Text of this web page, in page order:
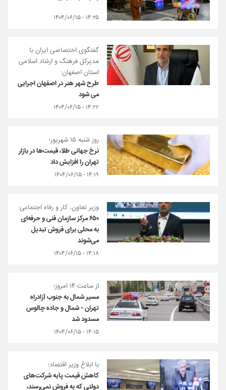
۱۴:۲۵ - ۱۴۰۴/۰۶/۱۵
گفتگوی اختصاصی ایران با
مدیرکل فرهنگ و ارشاد اسلامی
استان اصفهان:
طرح شهر هنر در اصفهان اجرایی
می شود
۱۴:۲۲ - ۱۴۰۴/۰۶/۱۵
روز شنبه ۱۵ شهریور؛
نرخ جهانی طلا، قیمت‌ها در بازار
تهران را افزایش داد
۱۴:۱۹ - ۱۴۰۴/۰۶/۱۵
وزیر تعاون، کار و رفاه اجتماعی:
۶۵۰ مرکز سازمان فنی و حرفه‌ای
به محلی برای فروش تبدیل
می‌شوند
۱۴:۱۸ - ۱۴۰۴/۰۶/۱۵
از ساعت ۱۴ امروز؛
مسیر شمال به جنوب آزادراه
تهران - شمال و جاده چالوس
مسدود شد
۱۴:۱۵ - ۱۴۰۴/۰۶/۱۵
با ابلاغ وزیر اقتصاد؛
کاهش قیمت پایه شرکت‌های
دولتی که به فروش نمی‌رسند،